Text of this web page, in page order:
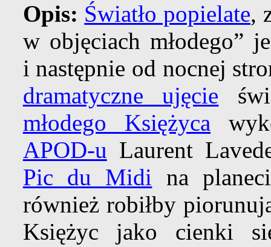
Opis: Światło popielate,
w objęciach młodego”
i następnie od nocnej
dramatyczne ujęcie
młodego Księżyca
APOD-u Laurent
Pic du Midi na
również robiłby
Księżyc jako cienki